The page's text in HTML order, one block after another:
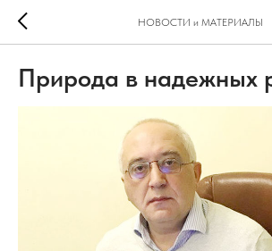
НОВОСТИ и МАТЕРИАЛЫ
Природа в надежных